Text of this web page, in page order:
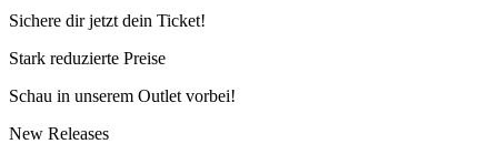
Sichere dir jetzt dein Ticket!
Stark reduzierte Preise
Schau in unserem Outlet vorbei!
New Releases